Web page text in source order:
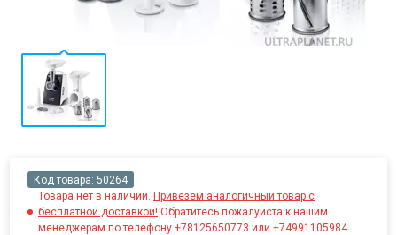
Код товара: 50264
Товара нет в наличии. Привезём аналогичный товар с
бесплатной доставкой! Обратитесь пожалуйста к нашим
менеджерам по телефону +78125650773 или +74991105984.